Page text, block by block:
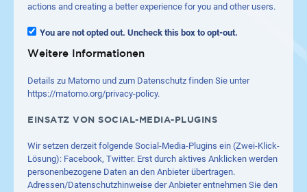
actions and creating a better experience for you and other users.
You are not opted out. Uncheck this box to opt-out.
Weitere Informationen
Details zu Matomo und zum Datenschutz finden Sie unter
https://matomo.org/privacy-policy.
EINSATZ VON SOCIAL-MEDIA-PLUGINS
Wir setzen derzeit folgende Social-Media-Plugins ein (Zwei-Klick-
Lösung): Facebook, Twitter. Erst durch aktives Anklicken werden
personenbezogene Daten an den Anbieter übertragen.
Adressen/Datenschutzhinweise der Anbieter entnehmen Sie den